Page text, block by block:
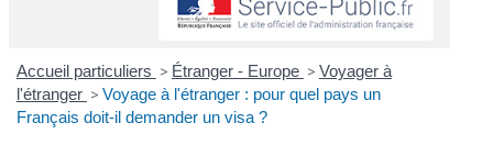
Accueil particuliers > Étranger - Europe > Voyager à
l'étranger > Voyage à l'étranger : pour quel pays un
Français doit-il demander un visa ?